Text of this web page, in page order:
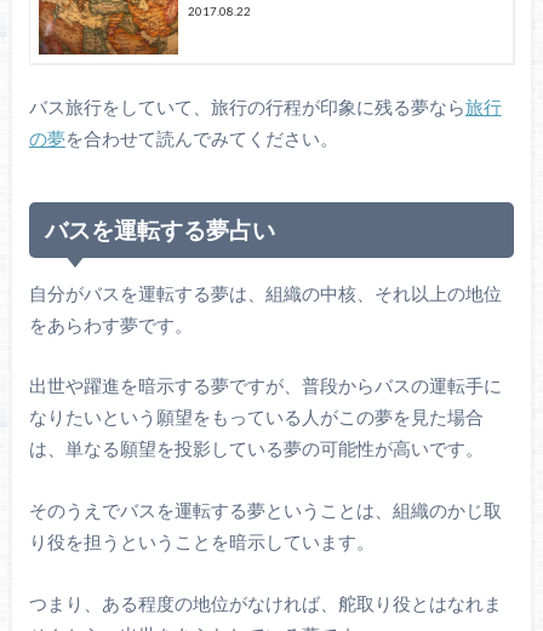
2017.08.22
バス旅行をしていて、旅行の行程が印象に残る夢なら旅行
の夢を合わせて読んでみてください。
バスを運転する夢占い
自分がバスを運転する夢は、組織の中核、それ以上の地位
をあらわす夢です。
出世や躍進を暗示する夢ですが、普段からバスの運転手に
なりたいという願望をもっている人がこの夢を見た場合
は、単なる願望を投影している夢の可能性が高いです。
そのうえでバスを運転する夢ということは、組織のかじ取
り役を担うということを暗示しています。
つまり、ある程度の地位がなければ、舵取り役とはなれま